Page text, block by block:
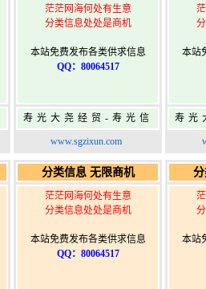
茫茫网海何处有生意
分类信息处处是商机
本站免费发布各类供求信息
QQ：80064517
寿光大尧经贸-寿光信
息网-免费信息发布网-
www.sgzixun.com
本站
寿光
息网
分类信息 无限商机
茫茫网海何处有生意
分类信息处处是商机
本站免费发布各类供求信息
QQ：80064517
本站